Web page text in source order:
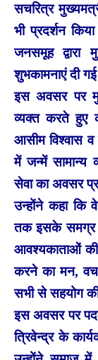
सचरित्र
भी प्रदर्शन
जनसमूह द्वारा
शुभकामनाएं दी
इस अवसर पर
व्यक्त करते हुए
आसीम विश्वास व
में जन्में सामान्य
सेवा का अवसर
उन्होंने कहा कि
तक इसके समग्र
आवश्यकाताओं की
करने का मन,
सभी से सहयोग की
इस अवसर पर
त्रिवेन्द्र के